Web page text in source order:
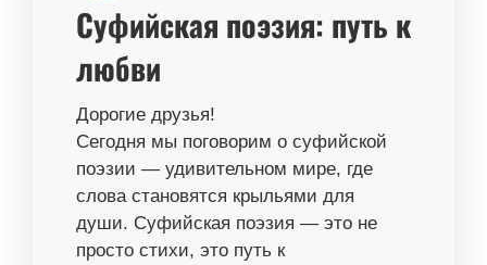
Суфийская поэзия: путь к
любви
Дорогие друзья!
Сегодня мы поговорим о суфийской
поэзии — удивительном мире, где
слова становятся крыльями для
души. Суфийская поэзия — это не
просто стихи, это путь к